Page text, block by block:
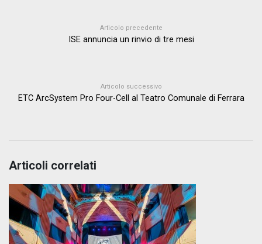
Articolo precedente
ISE annuncia un rinvio di tre mesi
Articolo successivo
ETC ArcSystem Pro Four-Cell al Teatro Comunale di Ferrara
Articoli correlati